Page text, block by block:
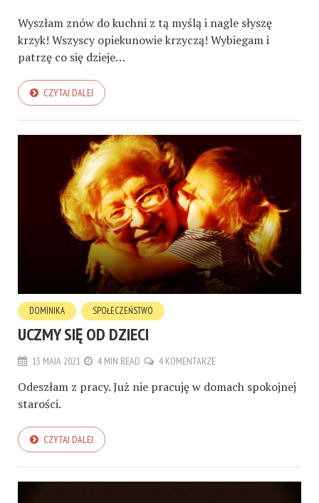
Wyszłam znów do kuchni z tą myślą i nagle słyszę
krzyk! Wszyscy opiekunowie krzyczą! Wybiegam i
patrzę co się dzieje…
CZYTAJ DALEJ
DOMINIKA SPOŁECZEŃSTWO
UCZMY SIĘ OD DZIECI
13 MAJA 2021 4 MIN READ 4 KOMENTARZE
Odeszłam z pracy. Już nie pracujęw domach spokojnej
starości.
CZYTAJ DALEJ